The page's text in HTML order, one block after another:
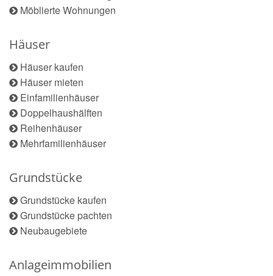
Möblierte Wohnungen
Häuser
Häuser kaufen
Häuser mieten
Einfamilienhäuser
Doppelhaushälften
Reihenhäuser
Mehrfamilienhäuser
Grundstücke
Grundstücke kaufen
Grundstücke pachten
Neubaugebiete
Anlageimmobilien